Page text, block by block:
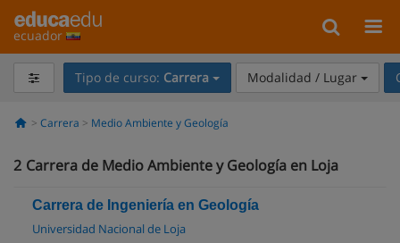
ecuador
Tipo de curso: Carrera Modalidad / Lugar
Carrera Medio Ambiente y Geología
2 Carrera de Medio Ambiente y Geología en Loja
Carrera de Ingeniería en Geología
Universidad Nacional de Loja